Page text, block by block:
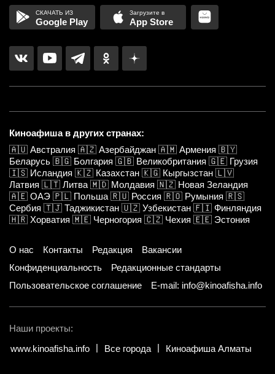
Google Play App Store
Киноафиша в других странах:
🇦🇺 Австралия 🇦🇿 Азербайджан 🇦🇲 Армения 🇧🇾
Беларусь 🇧🇬 Болгария 🇬🇧 Великобритания 🇬🇪 Грузия
🇮🇸 Исландия 🇰🇿 Казахстан 🇰🇬 Кыргызстан 🇱🇻
Латвия 🇱🇹 Литва 🇲🇩 Молдавия 🇳🇿 Новая Зеландия
🇦🇪 ОАЭ 🇵🇱 Польша 🇷🇺 Россия 🇷🇴 Румыния 🇷🇸
Сербия 🇹🇯 Таджикистан 🇺🇿 Узбекистан 🇫🇮 Финляндия
🇭🇷 Хорватия 🇲🇪 Черногория 🇨🇿 Чехия 🇪🇪 Эстония
О нас Контакты Редакция
Вакансии
Конфиденциальность
Редакционные стандарты
Пользовательское соглашение
E-mail: info@kinoafisha.info
Наши проекты:
www.kinoafisha.info
Все города Киноафиша Алматы